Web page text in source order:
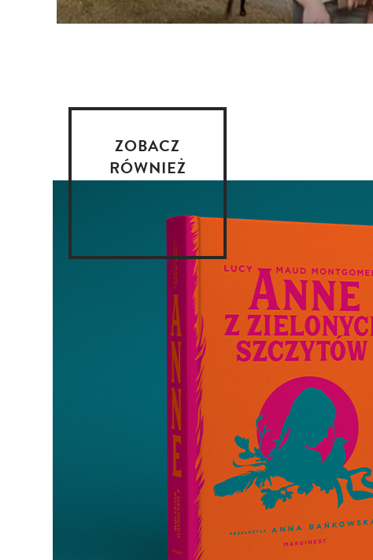
ZOBACZ
RÓWNIEŻ